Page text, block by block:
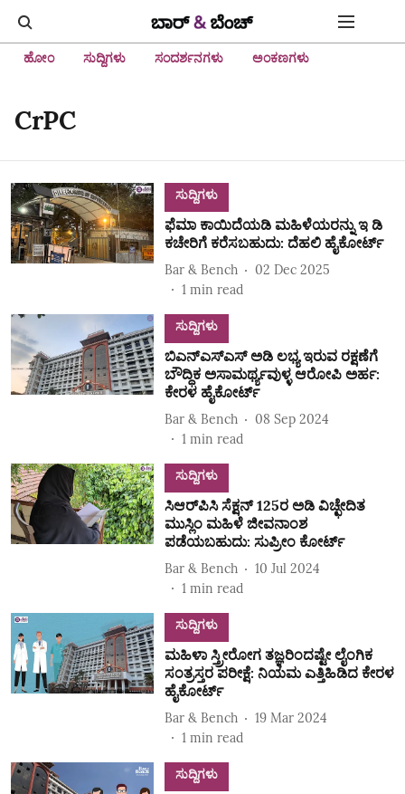
ಹೋಂ ಸುದ್ದಿಗಳು ಸಂದರ್ಶನಗಳು ಅಂಕಣಗಳು
CrPC
ಸುದ್ದಿಗಳು
ಫೆಮಾ ಕಾಯಿದೆಯಡಿ ಮಹಿಳೆಯರನ್ನು ಇ ಡಿ
ಕಚೇರಿಗೆ ಕರೆಸಬಹುದು: ದೆಹಲಿ ಹೈಕೋರ್ಟ್
Bar & Bench
02 Dec 2025
1 min read
ಸುದ್ದಿಗಳು
ಬಿಎನ್ಎಸ್ಎಸ್ ಅಡಿ ಲಭ್ಯ ಇರುವ ರಕ್ಷಣೆಗೆ
ಬೌದ್ಧಿಕ ಅಸಾಮರ್ಥ್ಯವುಳ್ಳ ಆರೋಪಿ ಅರ್ಹ:
ಕೇರಳ ಹೈಕೋರ್ಟ್
Bar & Bench
08 Sep 2024
1 min read
ಸುದ್ದಿಗಳು
ಸಿಆರ್‌ಪಿಸಿ ಸೆಕ್ಷನ್ 125ರ ಅಡಿ ವಿಚ್ಛೇದಿತ
ಮುಸ್ಲಿಂ ಮಹಿಳೆ ಜೀವನಾಂಶ
ಪಡೆಯಬಹುದು: ಸುಪ್ರೀಂ ಕೋರ್ಟ್
Bar & Bench
10 Jul 2024
1 min read
ಸುದ್ದಿಗಳು
ಮಹಿಳಾ ಸ್ತ್ರೀರೋಗ ತಜ್ಞರಿಂದಷ್ಟೇ ಲೈಂಗಿಕ
ಸಂತ್ರಸ್ತರ ಪರೀಕ್ಷೆ: ನಿಯಮ ಎತ್ತಿಹಿಡಿದ ಕೇರಳ
ಹೈಕೋರ್ಟ್
Bar & Bench
19 Mar 2024
1 min read
ಸುದ್ದಿಗಳು